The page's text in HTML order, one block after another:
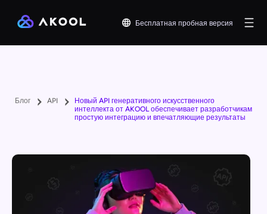
Бесплатная пробная версия
Блог API
Новый API генеративного искусственного
интеллекта от AKOOL обеспечивает разработчикам
простую интеграцию и впечатляющие результаты